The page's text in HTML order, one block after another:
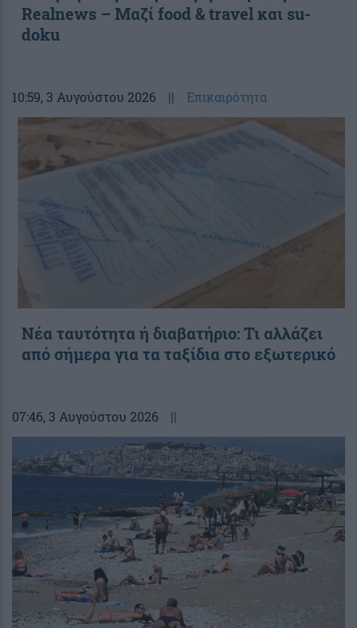
Realnews – Μαζί food & travel και su-
doku
10:59, 3 Αυγούστου 2026 || Επικαιρότητα
Νέα ταυτότητα ή διαβατήριο: Τι αλλάζει
από σήμερα για τα ταξίδια στο εξωτερικό
07:46, 3 Αυγούστου 2026 ||